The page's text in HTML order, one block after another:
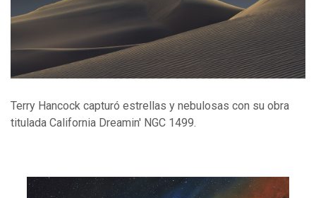
Terry Hancock capturó estrellas y nebulosas con su obra
titulada California Dreamin' NGC 1499.